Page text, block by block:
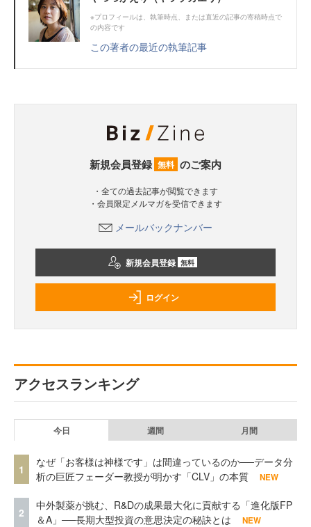
※プロフィールは、執筆時点、または直近の記事の寄稿時点で
の内容です
この著者の最近の執筆記事
新規会員登録 無料 のご案内
・全ての過去記事が閲覧できます
・会員限定メルマガを受信できます
メールバックナンバー
新規会員登録 無料
ログイン
アクセスランキング
今日 週間 月間
1
なぜ「お客様は神様です」は間違っているのか──データ分
析の巨匠フェーダー教授が明かす「CLV」の本質
NEW
2
中外製薬が挑む、R&Dの成果最大化に貢献する「進化版FP
＆A」──長期大型投資の意思決定の秘訣とは
NEW